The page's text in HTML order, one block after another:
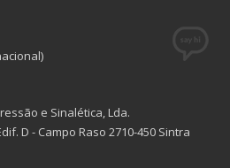
e Sinalética, Lda.
D - Campo Raso 2710-450 Sintra